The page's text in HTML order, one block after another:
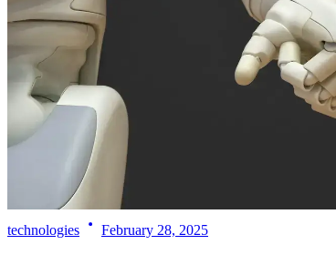
technologies February 28, 2025